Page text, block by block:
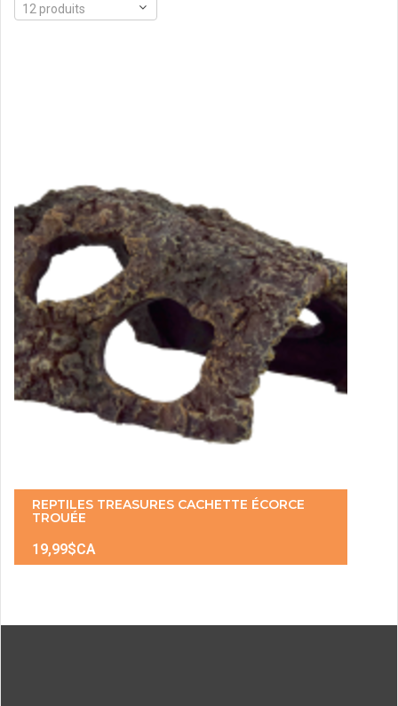
12 produits
REPTILES TREASURES CACHETTE ÉCORCE
TROUÉE
19,99$CA